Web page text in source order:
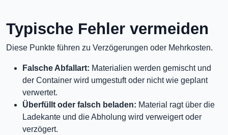
Typische Fehler vermeiden
Diese Punkte führen zu Verzögerungen oder Mehrkosten.
Falsche Abfallart: Materialien werden gemischt und
der Container wird umgestuft oder nicht wie geplant
verwertet.
Überfüllt oder falsch beladen: Material ragt über die
Ladekante und die Abholung wird verweigert oder
verzögert.